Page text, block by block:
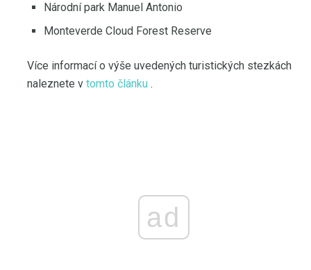
Národní park Manuel Antonio
Monteverde Cloud Forest Reserve
Více informací o výše uvedených turistických stezkách
naleznete v tomto článku .
ad